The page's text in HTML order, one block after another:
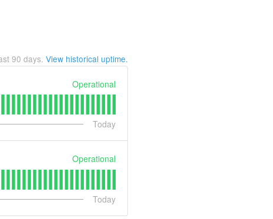
90 days. View historical uptime.
Operational
Today
Operational
Today